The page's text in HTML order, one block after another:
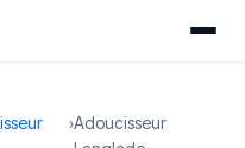
›Adoucisseur